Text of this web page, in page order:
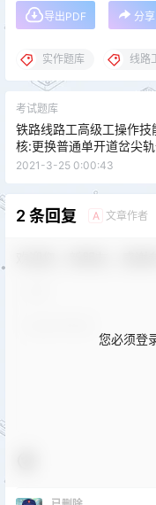
导出PDF 分享
实作题库 线路
考试题库
铁路线路工高级工操作技
核:更换普通单开道岔尖
2021-3-25 0:00:43
2 条回复 A 文章作者
您必须登